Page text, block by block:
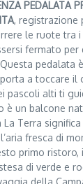
PEDALATA
, registrazione
le ruote tra
fermato
pedalata
a toccare il
pascoli alti ti
è un balcone
La Terra
fresca di
primo ristoro,
di verde e
della